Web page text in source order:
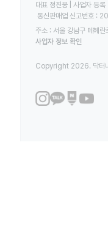
대표 정진웅 | 사업자
통신판매업 신고번호
주소 : 서울 강남구 테헤
사업자 정보 확인
Copyright 2026. 닥터